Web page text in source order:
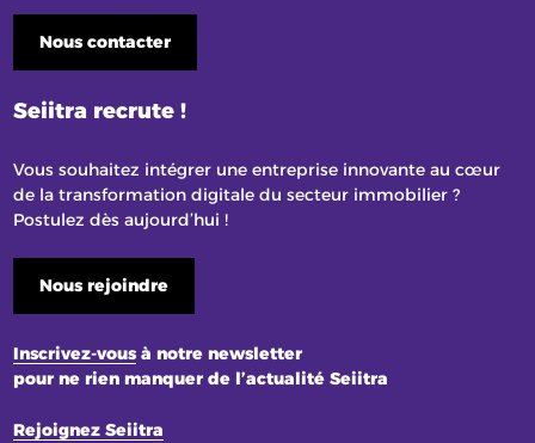
Nous contacter
Seiitra recrute !
Vous souhaitez intégrer une entreprise innovante au cœur
de la transformation digitale du secteur immobilier ?
Postulez dès aujourd’hui !
Nous rejoindre
Inscrivez-vous à notre newsletter
pour ne rien manquer de l’actualité Seiitra
Rejoignez Seiitra